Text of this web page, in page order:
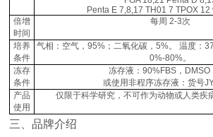
Penta E 7,8,17 TH01 7 TPOX 12
倍增
时间
每周 2-3次
培养
条件
气相：空气，95%；二氧化碳，5%。 温度：
0%-80%。
冻存
条件
冻存液：90%FBS，DMSO
或使用非程序冻存液：货号
产品
使用
仅限于科学研究，不可作为动物或人类疾
三、品牌介绍